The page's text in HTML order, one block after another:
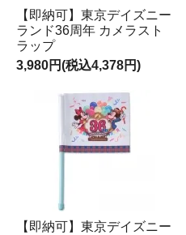
【即納可】東京デイズニー
ランド36周年 カメラスト
ラップ
3,980円(税込4,378円)
【即納可】東京デイズニー